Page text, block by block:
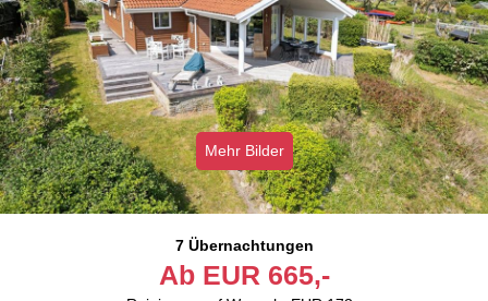
Mehr Bilder
7 Übernachtungen
Ab EUR 665,-